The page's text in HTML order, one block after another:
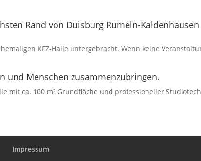
Rand von Duisburg Rumeln-
KFZ-Halle untergebracht. Wenn keine
und Menschen zusammenzubringen.
mit ca. 100 m² Grundfläche und professioneller
Impressum